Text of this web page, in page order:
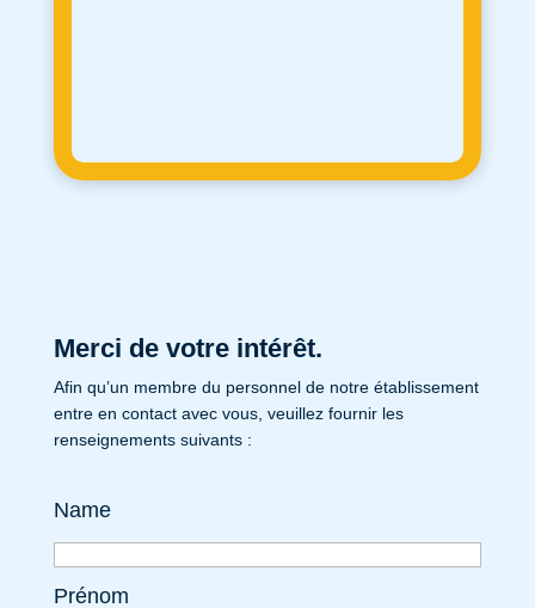
Merci de votre intérêt.
Afin qu’un membre du personnel de notre établissement
entre en contact avec vous, veuillez fournir les
renseignements suivants :
Name
Prénom